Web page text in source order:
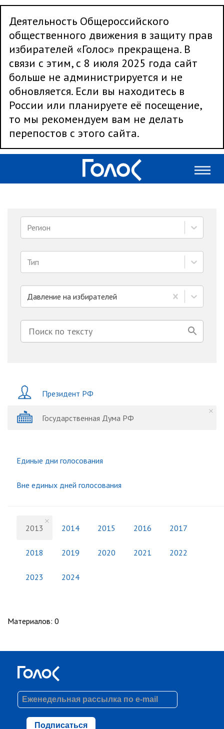
Деятельность Общероссийского
общественного движения в защиту прав
избирателей «Голос» прекращена. В
связи с этим, с 8 июля 2025 года сайт
больше не администрируется и не
обновляется. Если вы находитесь в
России или планируете её посещение,
то мы рекомендуем вам не делать
перепостов с этого сайта.
Регион
Тип
Давление на избирателей
Президент РФ
Государственная Дума РФ
Единые дни голосования
Вне единых дней голосования
2013 2014 2015 2016 2017
2018 2019 2020 2021 2022
2023 2024
Материалов: 0
Подписаться